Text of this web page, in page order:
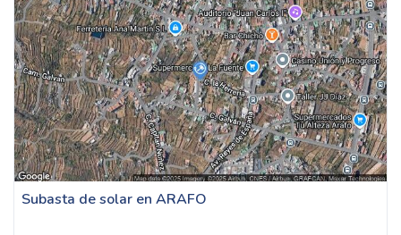
Subasta de solar en ARAFO